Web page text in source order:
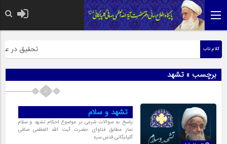
کلام ناب تحقیق در
برچسب » تشهد
تشهد و سلام
پاسخ به سوالات شرعی در موضوع احکام تشهد و سلام
نماز مطابق فتاوای حضرت آیت الله العظمی صافی
گلپایگانی قدس سره